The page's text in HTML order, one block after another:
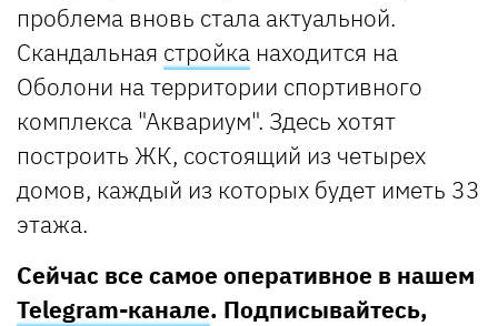
проблема вновь стала актуальной.
Скандальная стройка находится на
Оболони на территории спортивного
комплекса "Аквариум". Здесь хотят
построить ЖК, состоящий из четырех
домов, каждый из которых будет иметь 33
этажа.
Сейчас все самое оперативное в нашем
Telegram-канале. Подписывайтесь,